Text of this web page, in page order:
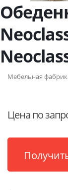
Мебельная
Цена по